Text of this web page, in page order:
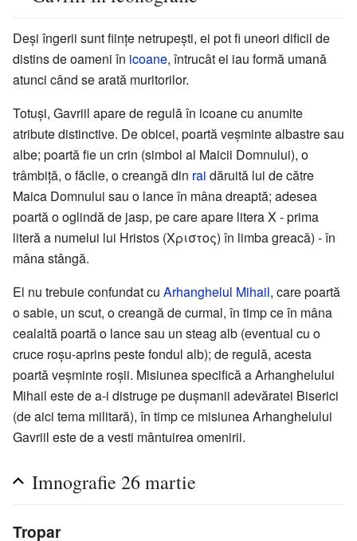
Deși îngerii sunt ființe netrupești, ei pot fi uneori dificil de
distins de oameni în icoane, întrucât ei iau formă umană
atunci când se arată muritorilor.
Totuși, Gavriil apare de regulă în icoane cu anumite
atribute distinctive. De obicei, poartă veșminte albastre sau
albe; poartă fie un crin (simbol al Maicii Domnului), o
trâmbiță, o făclie, o creangă din rai dăruită lui de către
Maica Domnului sau o lance în mâna dreaptă; adesea
poartă o oglindă de jasp, pe care apare litera Χ - prima
literă a numelui lui Hristos (Χριστος) în limba greacă) - în
mâna stângă.
El nu trebuie confundat cu Arhanghelul Mihail, care poartă
o sabie, un scut, o creangă de curmal, în timp ce în mâna
cealaltă poartă o lance sau un steag alb (eventual cu o
cruce roșu-aprins peste fondul alb); de regulă, acesta
poartă veșminte roșii. Misiunea specifică a Arhanghelului
Mihail este de a-i distruge pe dușmanii adevăratei Biserici
(de aici tema militară), în timp ce misiunea Arhanghelului
Gavriil este de a vesti mântuirea omenirii.
Imnografie 26 martie
Tropar